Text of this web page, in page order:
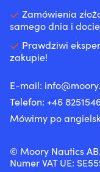
Zamówienia
samego dnia i
Prawdziwi
zakupie!
E-mail:
Telefon: +46 8251
Mówimy po
© Moory Nautics AB.
Numer VAT UE: